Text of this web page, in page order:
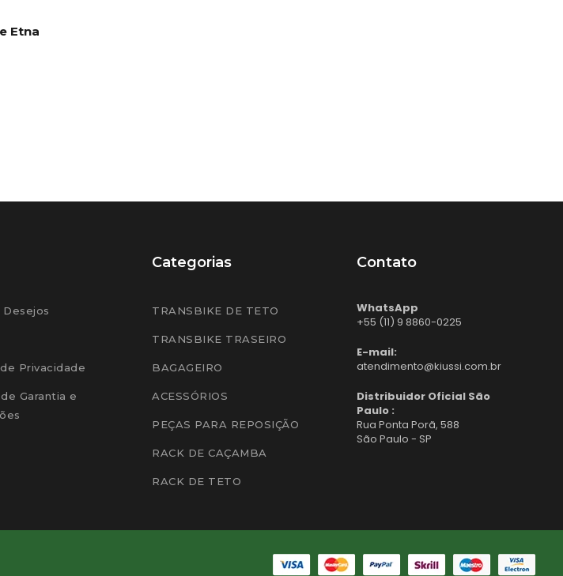
Etna
Privacidade
Garantia e
Categorias
TRANSBIKE DE TETO
TRANSBIKE TRASEIRO
BAGAGEIRO
ACESSÓRIOS
PEÇAS PARA REPOSIÇÃO
RACK DE CAÇAMBA
RACK DE TETO
Contato
WhatsApp
+55 (11) 9 8860-0225
E-mail:
atendimento@kiussi.com.br
Distribuidor Oficial São
Paulo :
Rua Ponta Porã, 588
São Paulo - SP